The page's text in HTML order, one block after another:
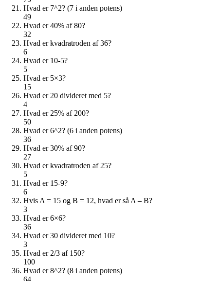
Hvad er 7^2? (7 i anden potens)
49
Hvad er 40% af 80?
32
Hvad er kvadratroden af 36?
6
Hvad er 10-5?
5
Hvad er 5×3?
15
Hvad er 20 divideret med 5?
4
Hvad er 25% af 200?
50
Hvad er 6^2? (6 i anden potens)
36
Hvad er 30% af 90?
27
Hvad er kvadratroden af 25?
5
Hvad er 15-9?
6
Hvis A = 15 og B = 12, hvad er så A – B?
3
Hvad er 6×6?
36
Hvad er 30 divideret med 10?
3
Hvad er 2/3 af 150?
100
Hvad er 8^2? (8 i anden potens)
64